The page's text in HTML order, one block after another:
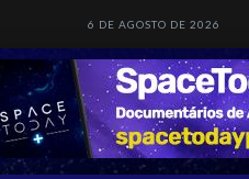
6 DE AGOSTO DE 2026